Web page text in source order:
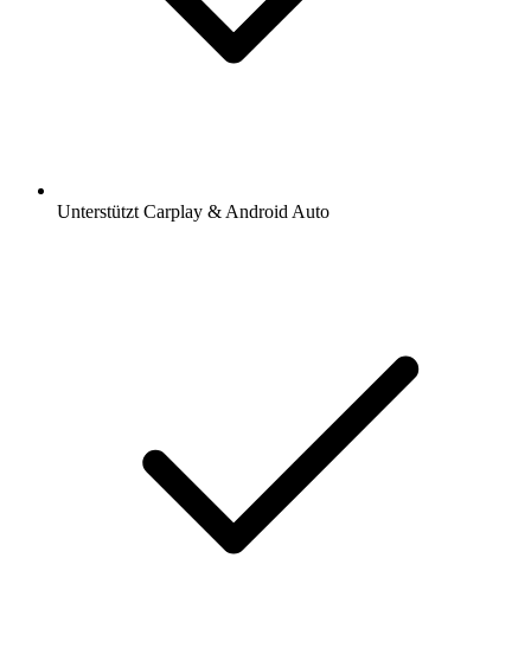
Unterstützt Carplay & Android Auto